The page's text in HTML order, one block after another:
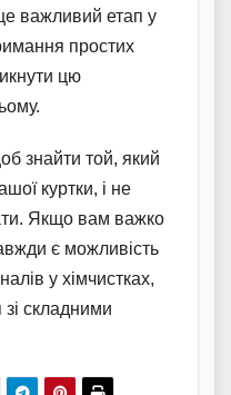
важливий етап у
простих
цю
знайти той, який
куртки, і не
Якщо вам важко
є можливість
у хімчистках,
зі складними